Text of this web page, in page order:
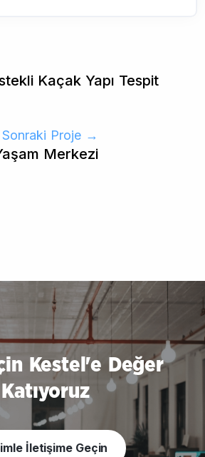
Kaçak Yapı Tespit
Sonraki Proje →
Merkezi
Kestel'e Değer
Katıyoruz
İletişime Geçin